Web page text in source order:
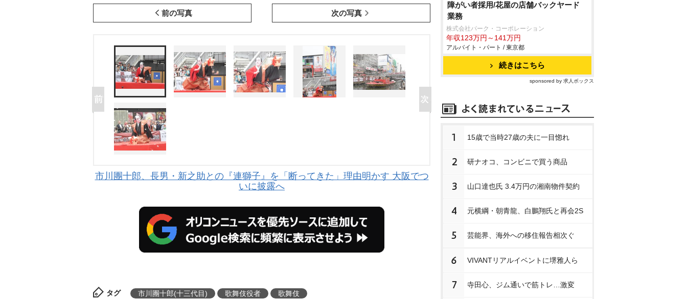
前の写真 次の写真
市川團十郎、長男・新之助との『連獅子』を「断ってきた」理由明かす 大阪でつ
いに披露へ
タグ 市川團十郎(十三代目) 歌舞伎役者 歌舞伎
障がい者採用/花屋の店舗バックヤード
業務
株式会社パーク・コーポレーション
年収123万円～141万円
アルバイト・パート / 東京都
続きはこちら
sponsored by 求人ボックス
1 15歳で当時27歳の夫に一目惚れ
2 研ナオコ、コンビニで買う商品
3 山口達也氏 3.4万円の湘南物件契約
4 元横綱・朝青龍、白鵬翔氏と再会2S
5 芸能界、海外への移住報告相次ぐ
6 VIVANTリアルイベントに堺雅人ら
7 寺田心、ジム通いで筋トレ…激変